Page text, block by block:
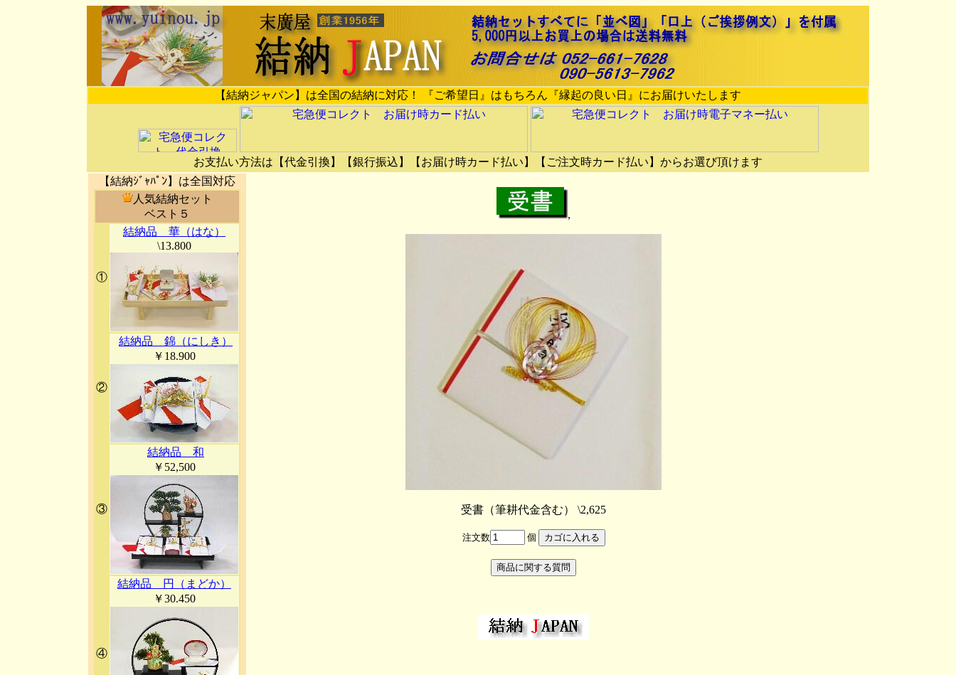
【結納ジャパン】は全国の結納に対応！ 『ご希望日』はもちろん『縁起の良い日』にお届けいたします
お支払い方法は【代金引換】【銀行振込】【お届け時カード払い】【ご注文時カード払い】からお選び頂けます
【結納ｼﾞｬﾊﾟﾝ】は全国対応
人気結納セット
ベスト５
①
結納品 華（はな）
\13.800
②
結納品 錦（にしき）
￥18.900
③
結納品 和
￥52,500
④
結納品 円（まどか）
￥30.450
,
受書（筆耕代金含む） \2,625
注文数 個